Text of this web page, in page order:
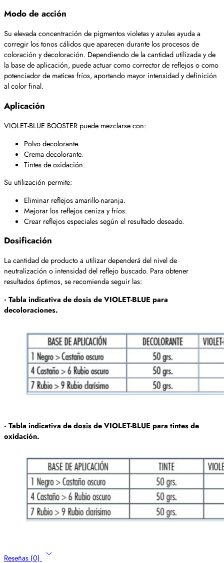
Modo de acción
Su elevada concentración de pigmentos violetas y azules ayuda a
corregir los tonos cálidos que aparecen durante los procesos de
coloración y decoloración. Dependiendo de la cantidad utilizada y de
la base de aplicación, puede actuar como corrector de reflejos o como
potenciador de matices fríos, aportando mayor intensidad y definición
al color final.
Aplicación
VIOLET-BLUE BOOSTER puede mezclarse con:
Polvo decolorante.
Crema decolorante.
Tintes de oxidación.
Su utilización permite:
Eliminar reflejos amarillo-naranja.
Mejorar los reflejos ceniza y fríos.
Crear reflejos especiales según el resultado deseado.
Dosificación
La cantidad de producto a utilizar dependerá del nivel de
neutralización o intensidad del reflejo buscado. Para obtener
resultados óptimos, se recomienda seguir las:
· Tabla indicativa de dosis de VIOLET-BLUE para
decoloraciones.
· Tabla indicativa de dosis de VIOLET-BLUE para tintes de
oxidación.
Reseñas (0)